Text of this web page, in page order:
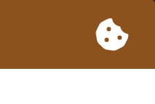
Sie daher längere